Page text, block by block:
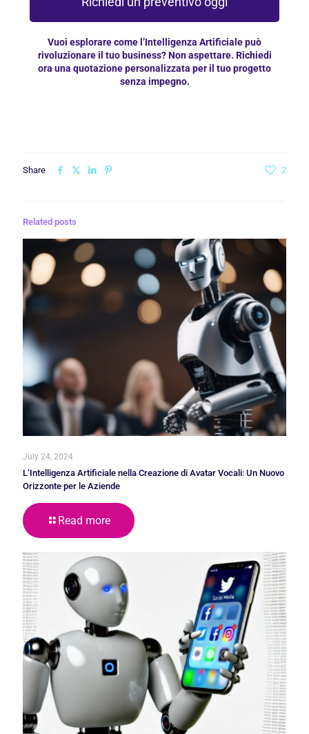
Vuoi esplorare come l’Intelligenza Artificiale può
rivoluzionare il tuo business? Non aspettare. Richiedi
ora una quotazione personalizzata per il tuo progetto
senza impegno.
Share 2
Related posts
July 24, 2024
L’Intelligenza Artificiale nella Creazione di Avatar Vocali: Un Nuovo
Orizzonte per le Aziende
Read more